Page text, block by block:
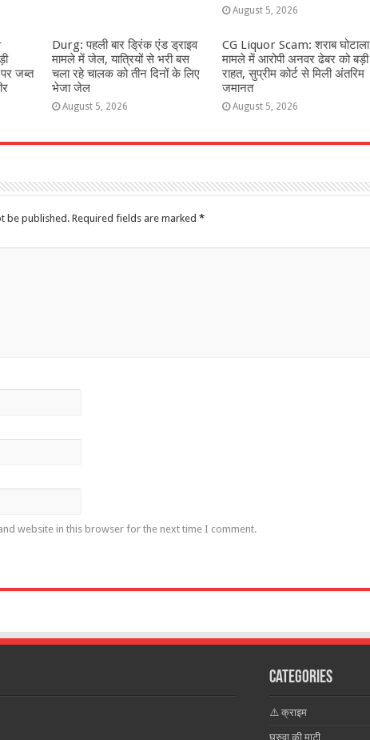
August 5, 2026
जब्त
Durg: पहली बार ड्रिंक एंड ड्राइव
मामले में जेल, यात्रियों से भरी बस
चला रहे चालक को तीन दिनों के लिए
भेजा जेल
August 5, 2026
CG Liquor Scam: शराब घोटाला
मामले में आरोपी अनवर ढेबर को बड़ी
राहत, सुप्रीम कोर्ट से मिली अंतरिम
जमानत
August 5, 2026
be published. Required fields are marked *
website in this browser for the next time I comment.
Categories
⚠️ क्राइम
घुरुवा की माटी